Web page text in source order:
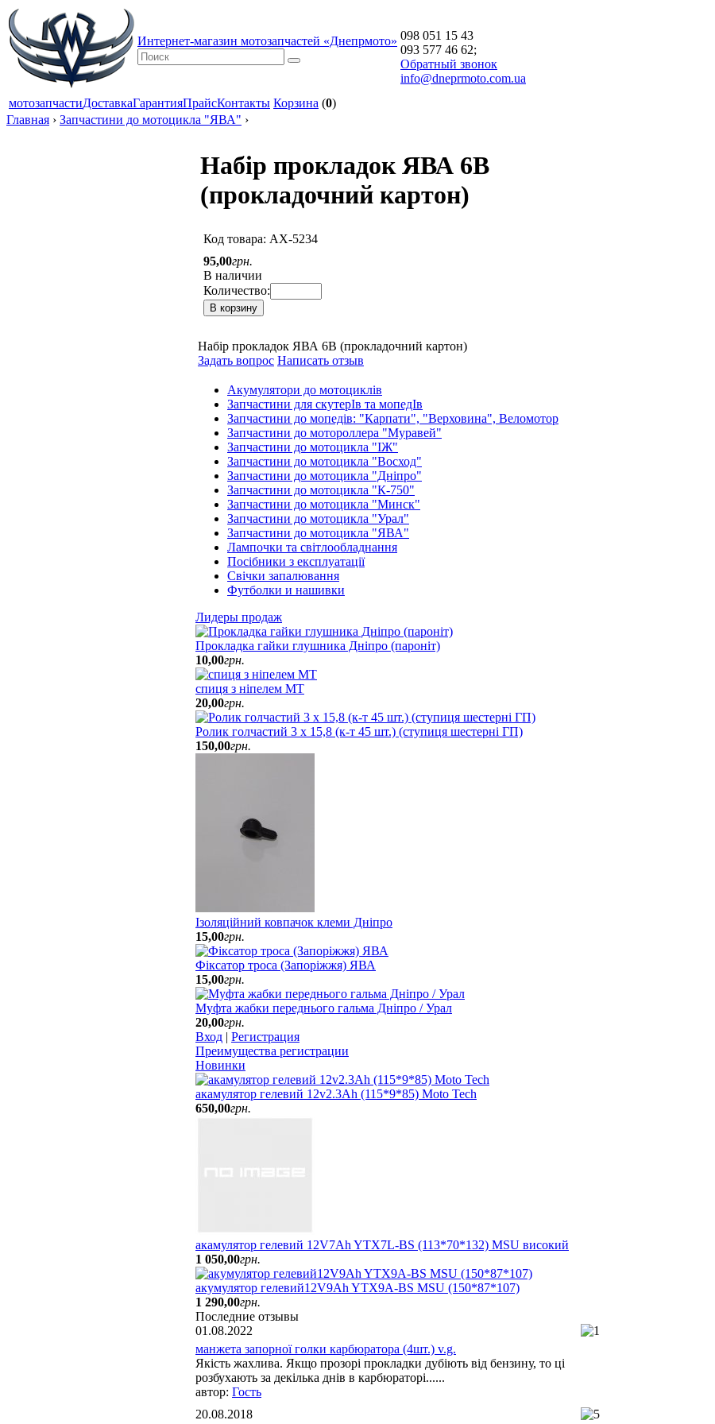
Интернет-магазин мотозапчастей «Днепрмото» 098 051 15 43
093 577 46 62;
Обратный звонок
info@dneprmoto.com.ua
мотозапчастиДоставкаГарантияПрайсКонтакты Корзина (0)
Главная › Запчастини до мотоцикла "ЯВА" ›
Набір прокладок ЯВА 6В
(прокладочний картон)
Код товара: АХ-5234
95,00грн.
В наличии
Количество:
В корзину
Набір прокладок ЯВА 6В (прокладочний картон)
Задать вопрос Написать отзыв
Акумулятори до мотоциклів
Запчастини для скутерІв та мопедІв
Запчастини до мопедів: "Карпати", "Верховина", Веломотор
Запчастини до мотороллера "Муравей"
Запчастини до мотоцикла "ІЖ"
Запчастини до мотоцикла "Восход"
Запчастини до мотоцикла "Дніпро"
Запчастини до мотоцикла "К-750"
Запчастини до мотоцикла "Минск"
Запчастини до мотоцикла "Урал"
Запчастини до мотоцикла "ЯВА"
Лампочки та світлообладнання
Посібники з експлуатації
Свічки запалювання
Футболки и нашивки
Лидеры продаж
Прокладка гайки глушника Дніпро (пароніт)
10,00грн.
спиця з ніпелем МТ
20,00грн.
Ролик голчастий 3 х 15,8 (к-т 45 шт.) (ступиця шестерні ГП)
150,00грн.
Ізоляційний ковпачок клеми Дніпро
15,00грн.
Фіксатор троса (Запоріжжя) ЯВА
15,00грн.
Муфта жабки переднього гальма Дніпро / Урал
20,00грн.
Вход | Регистрация
Преимущества регистрации
Новинки
акамулятор гелевий 12v2.3Ah (115*9*85) Moto Tech
650,00грн.
акамулятор гелевий 12V7Ah YTX7L-BS (113*70*132) MSU високий
1 050,00грн.
акумулятор гелевий12V9Ah YTX9A-BS MSU (150*87*107)
1 290,00грн.
Последние отзывы
01.08.2022
манжета запорної голки карбюратора (4шт.) v.g.
Якість жахлива. Якщо прозорі прокладки дубіють від бензину, то ці
розбухають за декілька днів в карбюраторі......
Гость
20.08.2018